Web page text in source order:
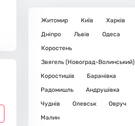
Житомир Київ
Харків
Дніпро
Львів
Одеса
Коростень
Звягель (Новоград-Волинський)
Коростишів
Баранівка
Радомишль
Андрушівка
Чуднів
Олевськ
Овруч
Малин